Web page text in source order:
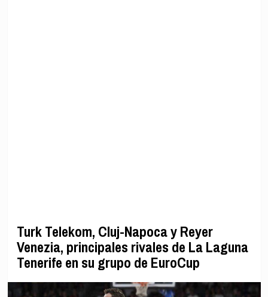
Turk Telekom, Cluj-Napoca y Reyer
Venezia, principales rivales de La Laguna
Tenerife en su grupo de EuroCup